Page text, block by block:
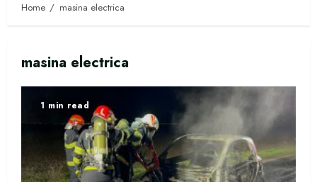
Home masina electrica
masina electrica
1 min read